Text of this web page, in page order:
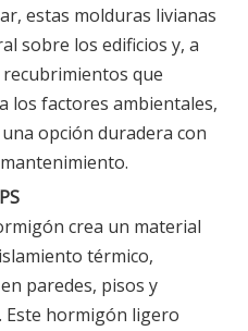
estas molduras livianas
sobre los edificios y, a
que
los factores ambientales,
opción duradera con
crea un material
térmico,
paredes, pisos y
Este hormigón ligero